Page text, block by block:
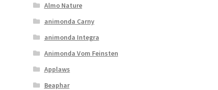
Almo Nature
animonda Carny
animonda Integra
Animonda Vom Feinsten
Applaws
Beaphar